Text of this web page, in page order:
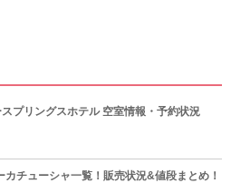
スプリングスホテル 空室情報・予約状況
カチューシャ一覧！販売状況&値段まとめ！